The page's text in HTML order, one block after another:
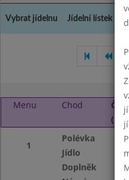
Vybrat jídelnu Jídelní lístek
Menu Chod
1
Polévka
Jídlo
Doplněk